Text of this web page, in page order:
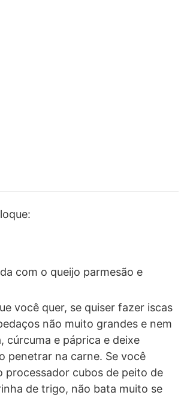
com o queijo parmesão e
você quer, se quiser fazer iscas
não muito grandes e nem
cúrcuma e páprica e deixe
penetrar na carne. Se você
processador cubos de peito de
de trigo, não bata muito se